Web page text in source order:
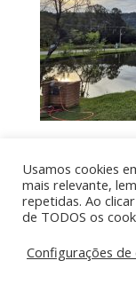
Por aí de
Usamos cookies
mais relevante,
repetidas. Ao
de TODOS os
Configurações de